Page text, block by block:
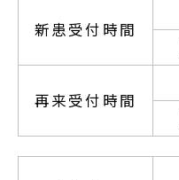
新患受付時間
再来受付時間